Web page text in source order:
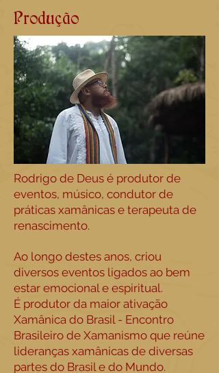
Produção
Rodrigo de Deus é produtor de
eventos, músico, condutor de
práticas xamânicas e terapeuta de
renascimento.
Ao longo destes anos, criou
diversos eventos ligados ao bem
estar emocional e espiritual.
É produtor da maior ativação
Xamânica do Brasil - Encontro
Brasileiro de Xamanismo que reúne
lideranças xamânicas de diversas
partes do Brasil e do Mundo.